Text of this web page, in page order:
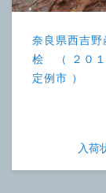
奈良県西吉
桧 （ ２０１
定例市 ）
入荷